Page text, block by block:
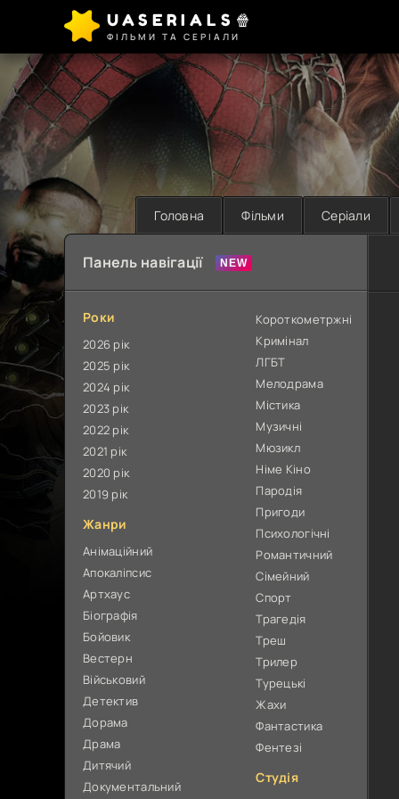
UASERIALS🍿
ФІЛЬМИ ТА СЕРІАЛИ
Головна Фільми Серіали
Панель навігації
Роки
2026 рік
2025 рік
2024 рік
2023 рік
2022 рік
2021 рік
2020 рік
2019 рік
Жанри
Анімаційний
Апокаліпсис
Артхаус
Біографія
Бойовик
Вестерн
Військовий
Детектив
Дорама
Драма
Дитячий
Документальний
Короткометржні
Кримінал
ЛГБТ
Мелодрама
Містика
Музичні
Мюзикл
Німе Кіно
Пародія
Пригоди
Психологічні
Романтичний
Сімейний
Спорт
Трагедія
Треш
Трилер
Турецькі
Жахи
Фантастика
Фентезі
Студія